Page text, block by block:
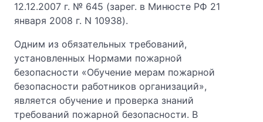
12.12.2007 г. № 645 (зарег. в Минюсте РФ 21
января 2008 г. N 10938).
Одним из обязательных требований,
установленных Нормами пожарной
безопасности «Обучение мерам пожарной
безопасности работников организаций»,
является обучение и проверка знаний
требований пожарной безопасности. В